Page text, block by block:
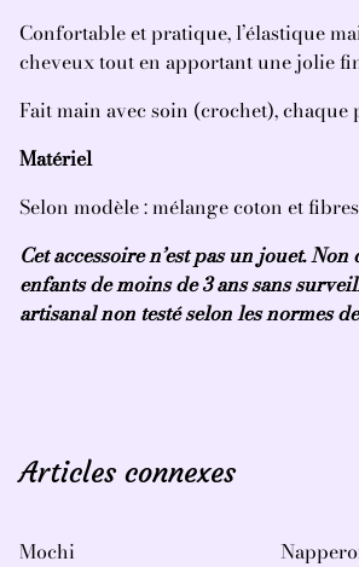
Confortable et pratique, l’élastique
cheveux tout en apportant une jolie
Fait main avec soin (crochet), chaque
Matériel
Selon modèle : mélange coton et
Cet accessoire n’est pas un jouet.
enfants de moins de 3 ans sans
artisanal non testé selon les normes
Articles connexes
Mochi